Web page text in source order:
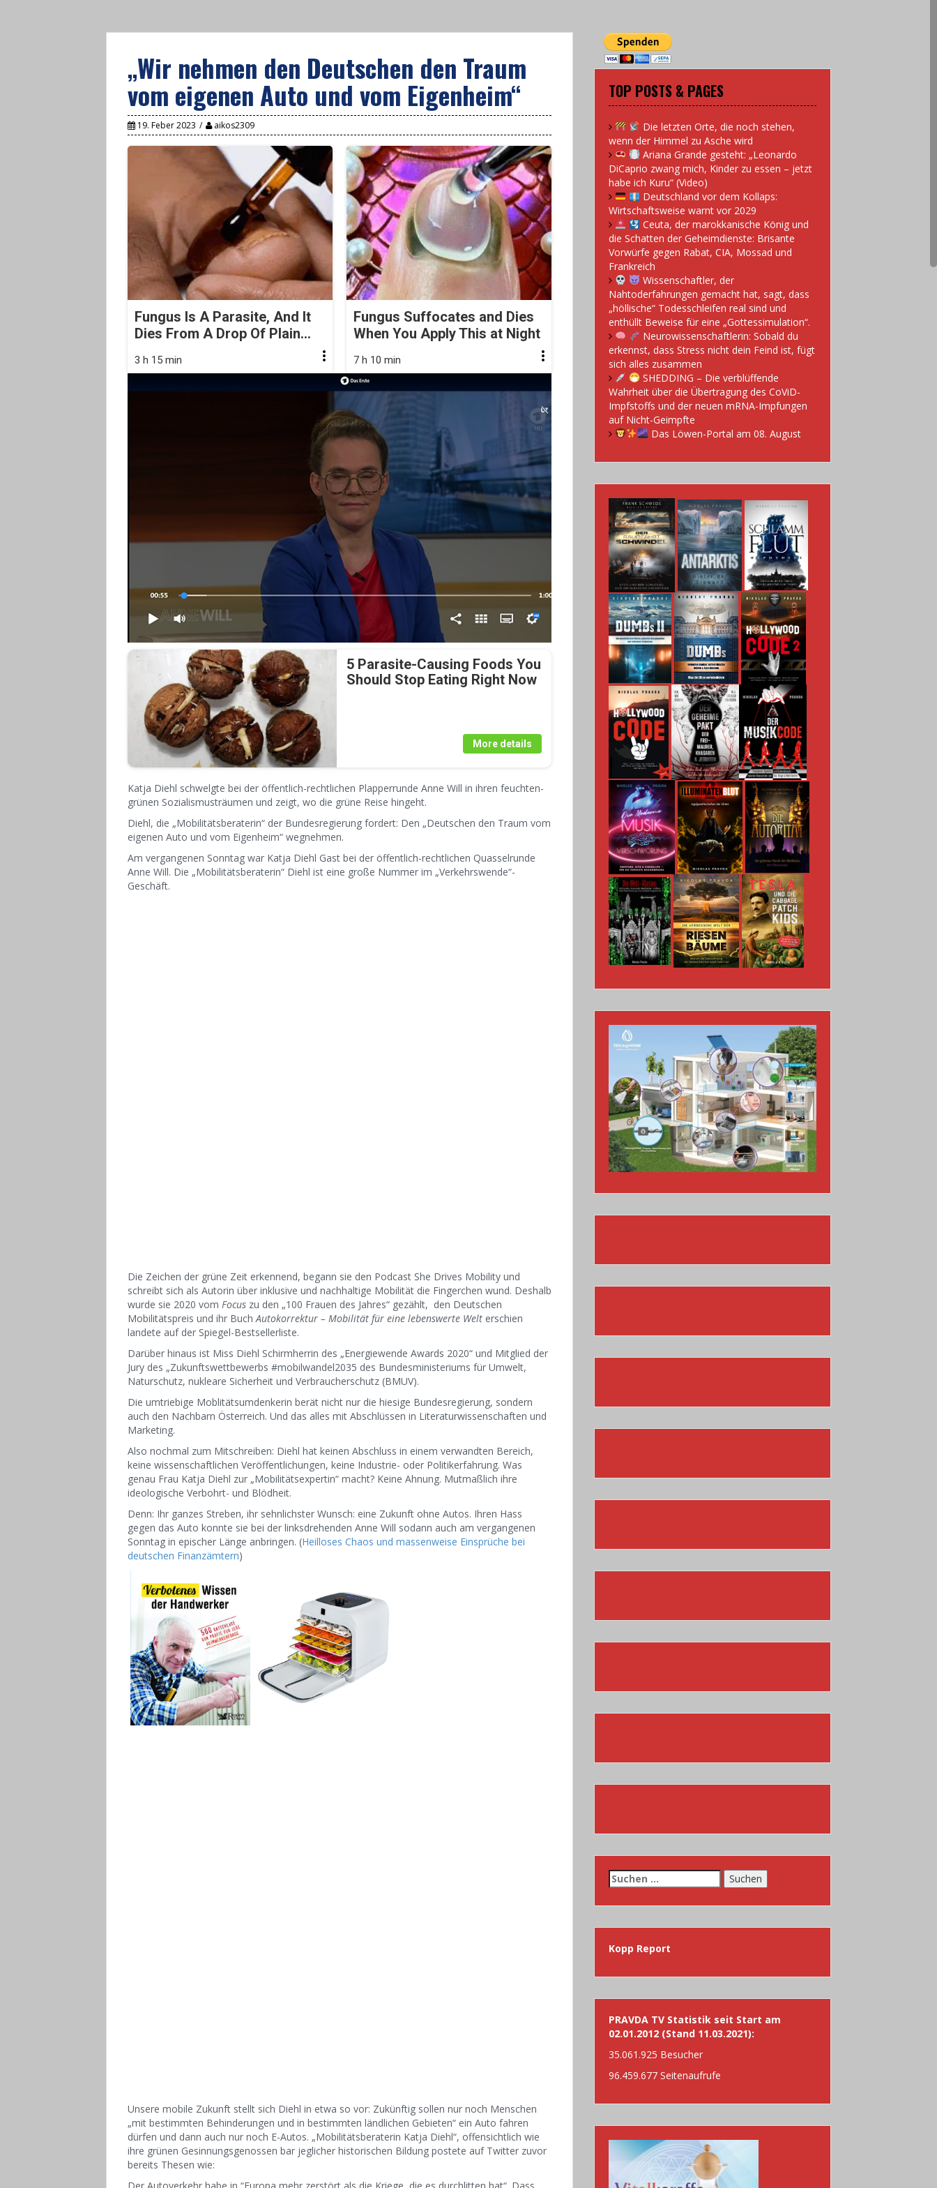
„Wir nehmen den Deutschen den Traum
vom eigenen Auto und vom Eigenheim“
19. Feber 2023 aikos2309
Fungus Is A Parasite, And It
Dies From A Drop Of Plain...
3 h 15 min
Fungus Suffocates and Dies
When You Apply This at Night
7 h 10 min
5 Parasite-Causing Foods You
Should Stop Eating Right Now
More details
Katja Diehl schwelgte bei der öffentlich-rechtlichen Plapperrunde Anne Will in ihren feuchten-
grünen Sozialismusträumen und zeigt, wo die grüne Reise hingeht.
Diehl, die „Mobilitätsberaterin“ der Bundesregierung fordert: Den „Deutschen den Traum vom
eigenen Auto und vom Eigenheim“ wegnehmen.
Am vergangenen Sonntag war Katja Diehl Gast bei der öffentlich-rechtlichen Quasselrunde
Anne Will. Die „Mobilitätsberaterin“ Diehl ist eine große Nummer im „Verkehrswende“-
Geschäft.
Die Zeichen der grüne Zeit erkennend, begann sie den Podcast She Drives Mobility und
schreibt sich als Autorin über inklusive und nachhaltige Mobilität die Fingerchen wund. Deshalb
wurde sie 2020 vom Focus zu den „100 Frauen des Jahres“ gezählt, den Deutschen
Mobilitätspreis und ihr BuchAutokorrektur – Mobilität für eine lebenswerte Welt erschien
landete auf der Spiegel-Bestsellerliste.
Darüber hinaus ist Miss Diehl Schirmherrin des „Energiewende Awards 2020“ und Mitglied der
Jury des „Zukunftswettbewerbs #mobilwandel2035 des Bundesministeriums für Umwelt,
Naturschutz, nukleare Sicherheit und Verbraucherschutz (BMUV).
Die umtriebige Moblitätsumdenkerin berät nicht nur die hiesige Bundesregierung, sondern
auch den Nachbarn Österreich. Und das alles mit Abschlüssen in Literaturwissenschaften und
Marketing.
Also nochmal zum Mitschreiben: Diehl hat keinen Abschluss in einem verwandten Bereich,
keine wissenschaftlichen Veröffentlichungen, keine Industrie- oder Politikerfahrung. Was
genau Frau Katja Diehl zur „Mobilitätsexpertin“ macht? Keine Ahnung. Mutmaßlich ihre
ideologische Verbohrt- und Blödheit.
Denn: Ihr ganzes Streben, ihr sehnlichster Wunsch: eine Zukunft ohne Autos. Ihren Hass
gegen das Auto konnte sie bei der linksdrehenden Anne Will sodann auch am vergangenen
Sonntag in epischer Länge anbringen. (Heilloses Chaos und massenweise Einsprüche bei
deutschen Finanzämtern)
Unsere mobile Zukunft stellt sich Diehl in etwa so vor: Zukünftig sollen nur noch Menschen
„mit bestimmten Behinderungen und in bestimmten ländlichen Gebieten“ ein Auto fahren
dürfen und dann auch nur noch E-Autos. „Mobilitätsberaterin Katja Diehl“, offensichtlich wie
ihre grünen Gesinnungsgenossen bar jeglicher historischen Bildung postete auf Twitter zuvor
bereits Thesen wie:
TOP POSTS & PAGES
Die letzten Orte, die noch stehen,
wenn der Himmel zu Asche wird
Ariana Grande gesteht: „Leonardo
DiCaprio zwang mich, Kinder zu essen – jetzt
habe ich Kuru“ (Video)
Deutschland vor dem Kollaps:
Wirtschaftsweise warnt vor 2029
Ceuta, der marokkanische König und
die Schatten der Geheimdienste: Brisante
Vorwürfe gegen Rabat, CIA, Mossad und
Frankreich
Wissenschaftler, der
Nahtoderfahrungen gemacht hat, sagt, dass
„höllische“ Todesschleifen real sind und
enthüllt Beweise für eine „Gottessimulation“.
Neurowissenschaftlerin: Sobald du
erkennst, dass Stress nicht dein Feind ist, fügt
sich alles zusammen
SHEDDING – Die verblüffende
Wahrheit über die Übertragung des CoViD-
Impfstoffs und der neuen mRNA-Impfungen
auf Nicht-Geimpfte
Das Löwen-Portal am 08. August
Suchen
nach:
Kopp Report
PRAVDA TV Statistik seit Start am
02.01.2012 (Stand 11.03.2021):
35.061.925 Besucher
96.459.677 Seitenaufrufe